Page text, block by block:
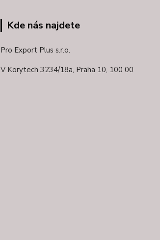
Kde nás najdete
Pro Export Plus s.r.o.
V Korytech 3234/18a, Praha 10, 100 00